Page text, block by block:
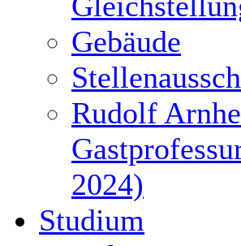
Gebäude
Rudolf
2024)
Studium